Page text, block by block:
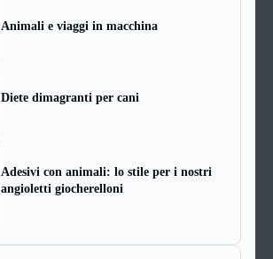
Animali e viaggi in macchina
Diete dimagranti per cani
Adesivi con animali: lo stile per i nostri
angioletti giocherelloni